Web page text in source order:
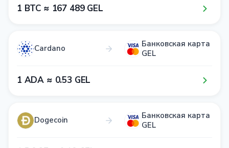
1​ BTC ≈ 1​6​7​ 4​8​9​ GEL
Cardano
Банковская карта
GEL
1​ ADA ≈ 0​.5​3​ GEL
Dogecoin
Банковская карта
GEL